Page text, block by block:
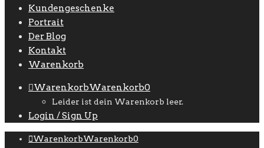
Kundengeschenke
Portrait
Der Blog
Kontakt
Warenkorb
WarenkorbWarenkorb0
Leider ist dein Warenkorb leer.
Login / Sign Up
WarenkorbWarenkorb0